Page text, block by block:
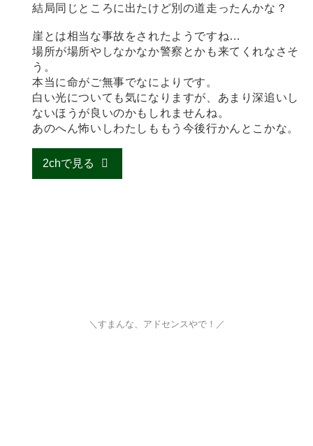
結局同じところに出たけど別の道走ったんかな？
崖とは相当な事故をされたようですね…
場所が場所やしなかなか警察とかも来てくれなさそ
う。
本当に命がご無事でなによりです。
白い光についても気になりますが、あまり深追いし
ないほうが良いのかもしれませんね。
あのへん怖いしわたしももう今後行かんとこかな。
2chで見る
＼すまんな、アドセンスやで！／